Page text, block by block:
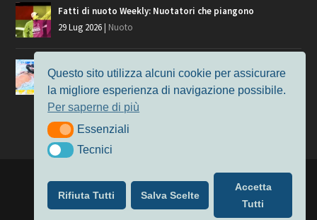
Fatti di nuoto Weekly: Nuotatori che piangono
29 Lug 2026 Nuoto
Giochi del Mediterraneo, i convocati del nuoto per
Taranto 2026
9 Lug 2026
Nuoto
| Alimentato da
Nuoto
MasterS Podcast Il Nuoto in Cifre
Privacy & Cookie Policy
Questo sito utilizza alcuni cookie per assicurare
la migliore esperienza di navigazione possibile.
Per saperne di più
EssenzialiEssenziali
TecniciTecnici
Rifiuta Tutti Salva Scelte
Accetta
Tutti